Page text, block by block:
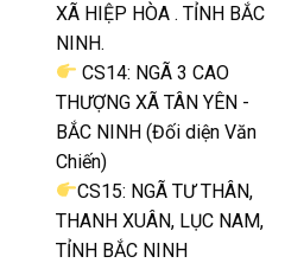
XÃ HIỆP HÒA . TỈNH BẮC
NINH.
CS14: NGÃ 3 CAO
THƯỢNG XÃ TÂN YÊN -
BẮC NINH (Đối diện Văn
Chiến)
CS15: NGÃ TƯ THÂN,
THANH XUÂN, LỤC NAM,
TỈNH BẮC NINH